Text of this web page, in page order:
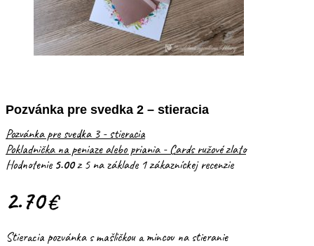
Pozvánka pre svedka 2 – stieracia
Pozvánka pre svedka 3 - stieracia
Pokladnička na peniaze alebo priania - Cards ružové zlato
Hodnotenie 5.00z 5 na základe 1zákazníckej recenzie
2.70€
Stieracia pozvánka s mašličkou a mincou na stieranie